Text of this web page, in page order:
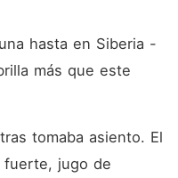
hasta en Siberia -
más que este
tomaba asiento. El
fuerte, jugo de